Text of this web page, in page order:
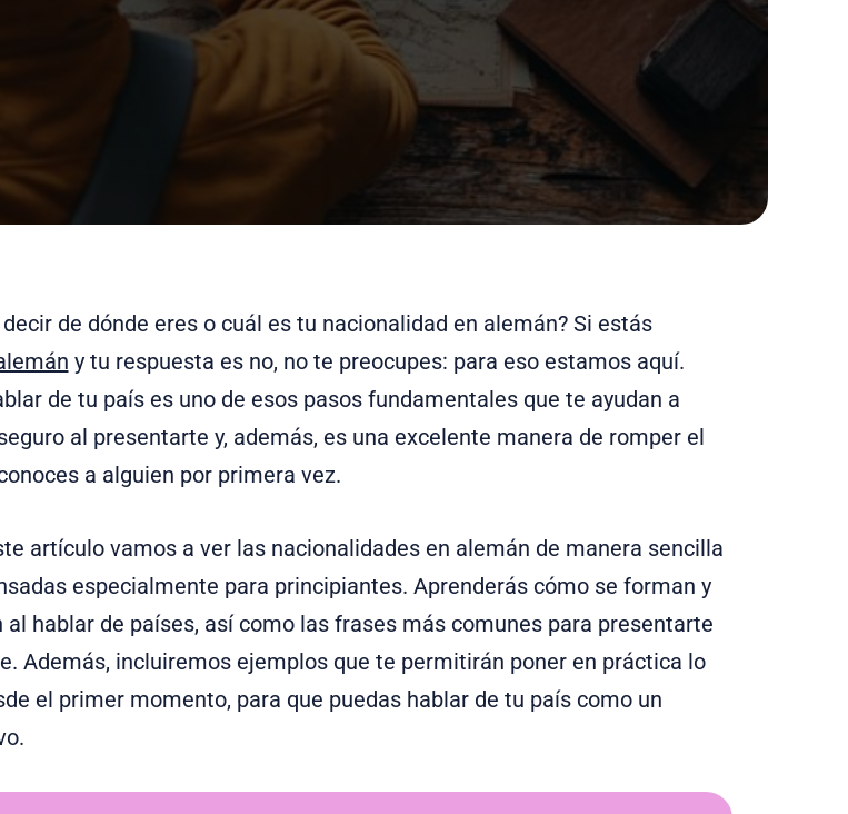
de dónde eres o cuál es tu nacionalidad en alemán? Si estás
y tu respuesta es no, no te preocupes: para eso estamos aquí.
de tu país es uno de esos pasos fundamentales que te ayudan a
al presentarte y, además, es una excelente manera de romper el
a alguien por primera vez.
artículo vamos a ver las nacionalidades en alemán de manera sencilla
especialmente para principiantes. Aprenderás cómo se forman y
al hablar de países, así como las frases más comunes para presentarte
Además, incluiremos ejemplos que te permitirán poner en práctica lo
el primer momento, para que puedas hablar de tu país como un